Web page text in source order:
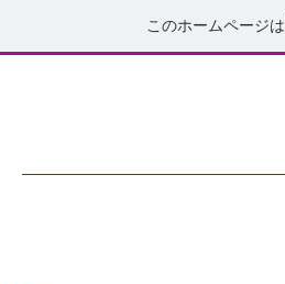
このホームページは